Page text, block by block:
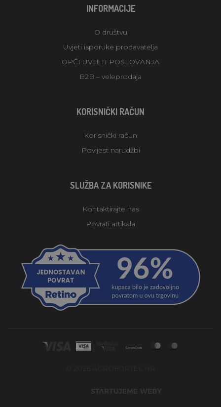
INFORMACIJE
O društvu
Uvjeti isporuke prodavatelja
OPĆI UVJETI POSLOVANJA
B2B – veleprodaja
KORISNIČKI RAČUN
Korisnički račun
Povijest narudžbi
SLUŽBA ZA KORISNIKE
Kontaktirajte nas
Povrati artikala